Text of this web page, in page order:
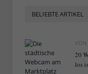
BELIEBTE ARTIKEL
VON
20
los